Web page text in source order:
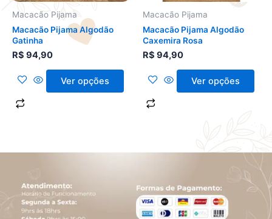
Macacão Pijama
Macacão Pijama Algodão
Gatinha
R$ 94,90
Ver opções
escolhidas
na
página
produto
Macacão Pijama
Macacão Pijama Algodão
Caxemira Rosa
R$ 94,90
Ver opções
escolhidas
na
página
produto